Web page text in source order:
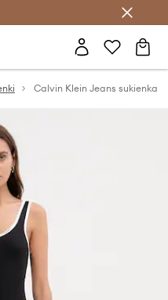
Club >
Calvin Klein Jeans sukienka